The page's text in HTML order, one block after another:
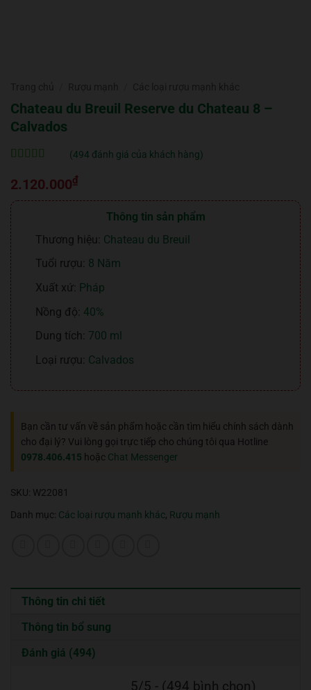
Chateau du Breuil Reserve du Chateau 8 –
Calvados
trên đánh
giá
(494 đánh giá của khách hàng)
2.120.000₫
Thông tin sản phẩm
Thương hiệu: Chateau du Breuil
Tuổi rượu: 8 Năm
Xuất xứ: Pháp
Nồng độ: 40%
Dung tích: 700 ml
Loại rượu: Calvados
Bạn cần tư vấn về sản phẩm hoặc cần tìm hiểu chính sách dành
cho đại lý? Vui lòng gọi trực tiếp cho chúng tôi qua Hotline
0978.406.415 hoặc Chat Messenger
SKU: W22081
Danh mục: Các loại rượu mạnh khác, Rượu mạnh
Thông tin chi tiết
Thông tin bổ sung
Đánh giá (494)
5/5 - (494 bình chọn)